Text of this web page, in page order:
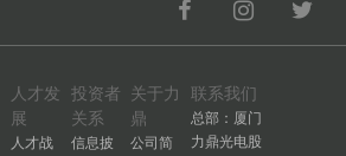
人才发
展
人才战
投资者
关系
信息披
关于力
鼎
公司简
联系我们
总部：厦门
力鼎光电股